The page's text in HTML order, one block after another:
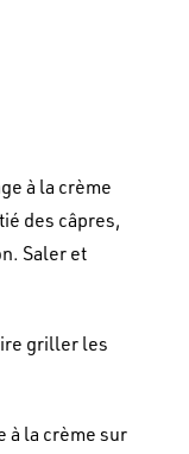
à la crème
des câpres,
Saler et
griller les
à la crème sur